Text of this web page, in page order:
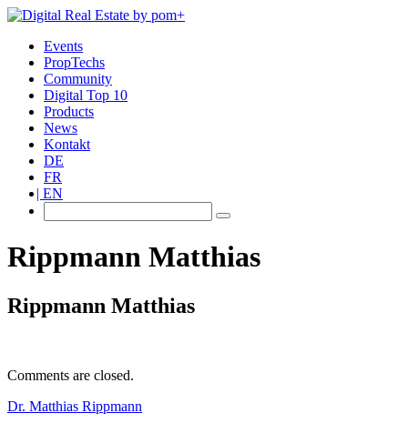
Events
PropTechs
Community
Digital Top 10
Products
News
Kontakt
DE
FR
EN
Rippmann Matthias
Rippmann Matthias
Comments are closed.
Dr. Matthias Rippmann